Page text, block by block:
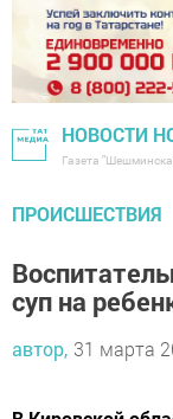
НОВОСТИ
Газета
ПРОИСШЕСТВИЯ
суп на
автор, 31 марта